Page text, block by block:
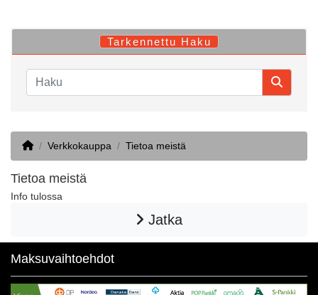
Tarkennettu Haku
HomeVerkkokauppa Tietoa meistä
Tietoa meistä
Info tulossa
Jatka
Maksuvaihtoehdot